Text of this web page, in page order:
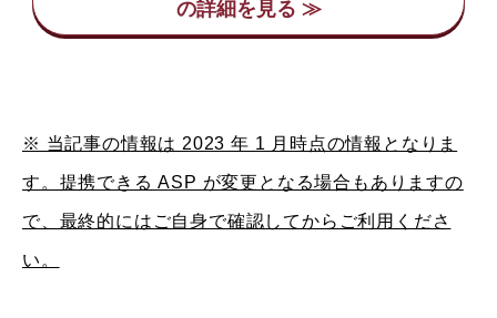
※ 当記事の情報は 2023 年 1 月時点の情報となりま
す。提携できる ASP が変更となる場合もありますの
で、最終的にはご自身で確認してからご利用くださ
い。